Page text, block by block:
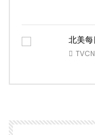
北美
TVCN